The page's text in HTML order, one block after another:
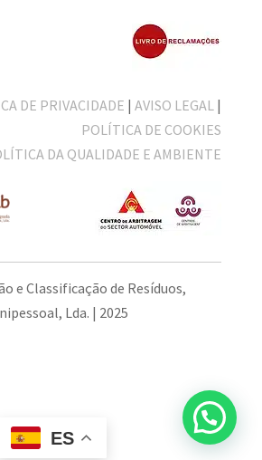
DE PRIVACIDADE |AVISO LEGAL |
POLÍTICA DE COOKIES
DA QUALIDADE E AMBIENTE
e Classificação de Resíduos,
Lda. | 2025
ES